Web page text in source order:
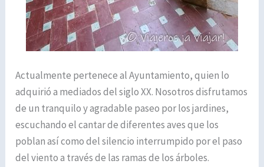
Actualmente pertenece al Ayuntamiento, quien lo
adquirió a mediados del siglo XX. Nosotros disfrutamos
de un tranquilo y agradable paseo por los jardines,
escuchando el cantar de diferentes aves que los
poblan así como del silencio interrumpido por el paso
del viento a través de las ramas de los árboles.